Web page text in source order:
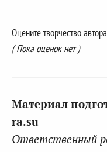
Оцените творчество
( Пока оценок нет )
Материал
ra.su
Ответственный